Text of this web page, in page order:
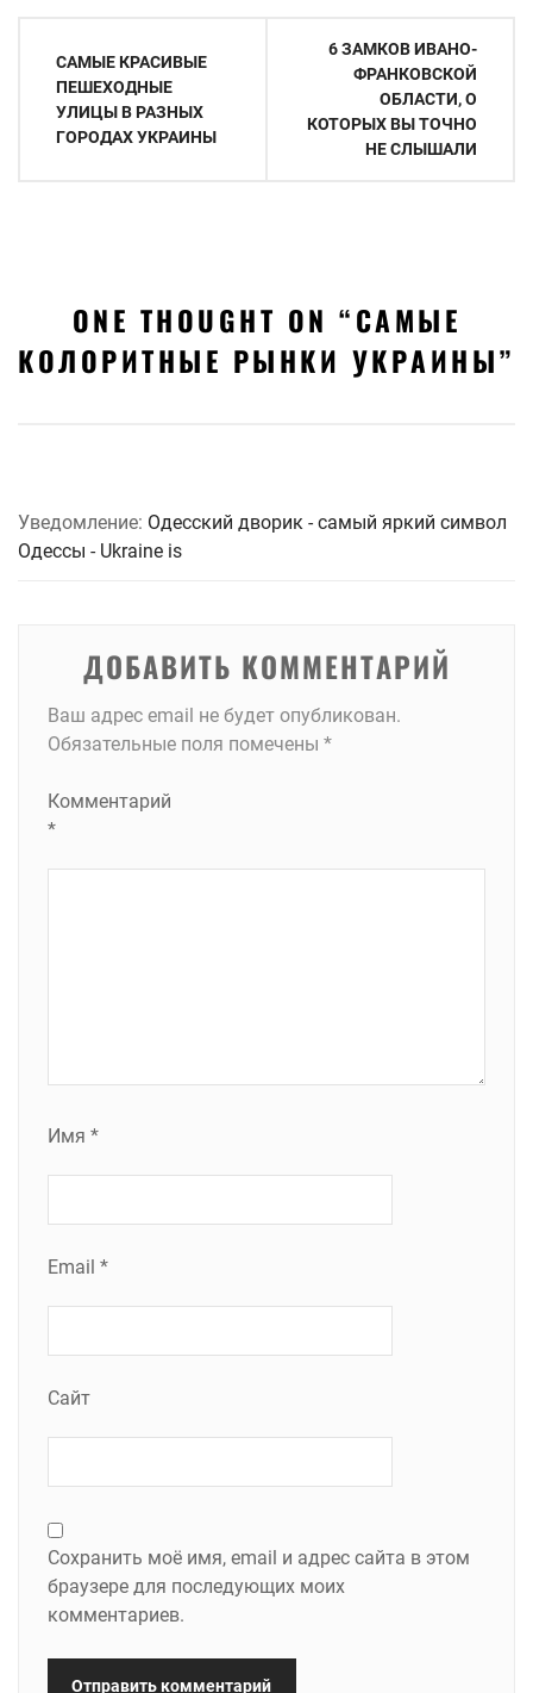
записям
САМЫЕ КРАСИВЫЕ
ПЕШЕХОДНЫЕ
УЛИЦЫ В РАЗНЫХ
ГОРОДАХ УКРАИНЫ
6 ЗАМКОВ ИВАНО-
ФРАНКОВСКОЙ
ОБЛАСТИ, О
КОТОРЫХ ВЫ ТОЧНО
НЕ СЛЫШАЛИ
ONE THOUGHT ON “САМЫЕ
КОЛОРИТНЫЕ РЫНКИ УКРАИНЫ”
Уведомление: Одесский дворик - самый яркий символ
Одессы - Ukraine is
ДОБАВИТЬ КОММЕНТАРИЙ
Ваш адрес email не будет опубликован.
Обязательные поля помечены *
Комментарий
*
Имя *
Email *
Сайт
Сохранить моё имя, email и адрес сайта в этом
браузере для последующих моих
комментариев.